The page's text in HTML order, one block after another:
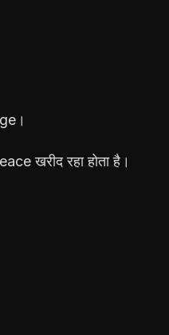
खरीद रहा होता है।